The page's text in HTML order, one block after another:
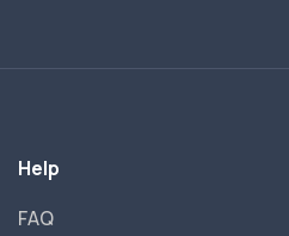
Help
FAQ